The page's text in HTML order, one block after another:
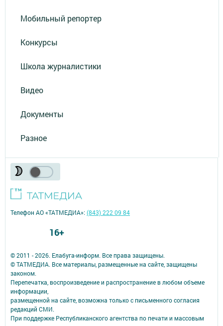
Мобильный репортер
Конкурсы
Школа журналистики
Видео
Документы
Разное
© 2011 - 2026. Елабуга-информ. Все права защищены.
© ТАТМЕДИА. Все материалы, размещенные на сайте, защищены
законом.
Перепечатка, воспроизведение и распространение в любом объеме
информации,
размещенной на сайте, возможна только с письменного согласия
редакций СМИ.
При поддержке Республиканского агентства по печати и массовым
Телефон АО «ТАТМЕДИА»:(843) 222 09 84
16+